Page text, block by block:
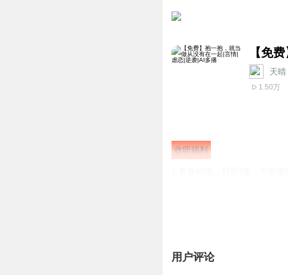
【免
天
1.50万
收听福利
3.关注主播，订阅专辑，完播
一个从偏远地方接受这男尊女
在错误的地点相遇，擦出一段
用户评论